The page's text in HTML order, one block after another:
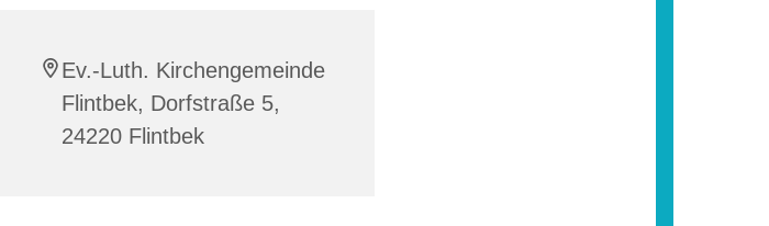
Ev.-Luth. Kirchengemeinde
Flintbek, Dorfstraße 5,
24220 Flintbek